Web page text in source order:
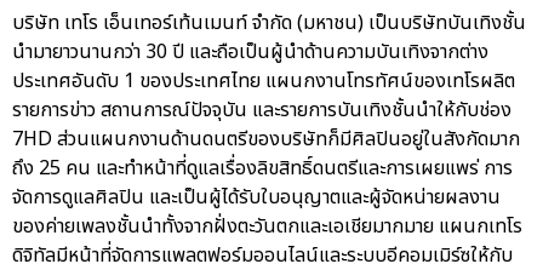
บริษัท เทโร เอ็นเทอร์เท้นเมนท์ จำกัด (มหาชน) เป็นบริษัทบันเทิงชั้น
นำมายาวนานกว่า 30 ปี และถือเป็นผู้นำด้านความบันเทิงจากต่าง
ประเทศอันดับ 1 ของประเทศไทย แผนกงานโทรทัศน์ของเทโรผลิต
รายการข่าว สถานการณ์ปัจจุบัน และรายการบันเทิงชั้นนำให้กับช่อง
7HD ส่วนแผนกงานด้านดนตรีของบริษัทก็มีศิลปินอยู่ในสังกัดมาก
ถึง 25 คน และทำหน้าที่ดูแลเรื่องลิขสิทธิ์ดนตรีและการเผยแพร่ การ
จัดการดูแลศิลปิน และเป็นผู้ได้รับใบอนุญาตและผู้จัดหน่ายผลงาน
ของค่ายเพลงชั้นนำทั้งจากฝั่งตะวันตกและเอเชียมากมาย แผนกเทโร
ดิจิทัลมีหน้าที่จัดการแพลตฟอร์มออนไลน์และระบบอีคอมเมิร์ซให้กับ